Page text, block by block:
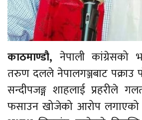
काठमाण्डौ, नेपाली
तरुण दलले नेपालगञ्जबाट पक्राउ
सन्दीपजङ्ग शाहलाई प्रहरीले
फसाउन खोजेको आरोप